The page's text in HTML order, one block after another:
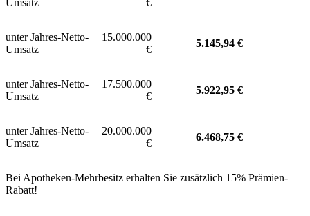
Umsatz
€
unter Jahres-Netto-
Umsatz
15.000.000
€
5.145,94 €
unter Jahres-Netto-
Umsatz
17.500.000
€
5.922,95 €
unter Jahres-Netto-
Umsatz
20.000.000
€
6.468,75 €
Bei Apotheken-Mehrbesitz erhalten Sie zusätzlich 15% Prämien-
Rabatt!